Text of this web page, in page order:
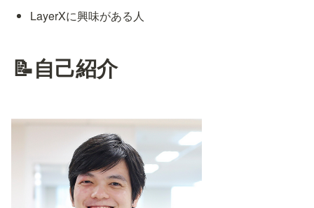
LayerXに興味がある人
📝自己紹介